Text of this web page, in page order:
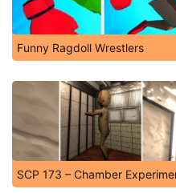
Funny Ragdoll Wrestlers
SCP 173 – Chamber